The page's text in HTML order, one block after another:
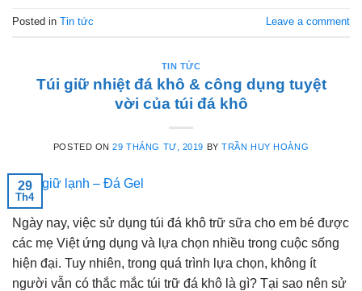
Posted in Tin tức Leave a comment
TIN TỨC
Túi giữ nhiệt đá khô & công dụng tuyệt
vời của túi đá khô
POSTED ON29 THÁNG TƯ, 2019 BYTRẦN HUY HOÀNG
29
Th4
Ngày nay, việc sử dụng túi đá khô trữ sữa cho em bé được
các mẹ Việt ứng dụng và lựa chọn nhiều trong cuộc sống
hiện đại. Tuy nhiên, trong quá trình lựa chọn, không ít
người vẫn có thắc mắc túi trữ đá khô là gì? Tại sao nên sử